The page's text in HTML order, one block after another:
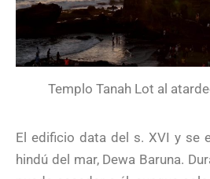
Templo Tanah Lot al
El edificio data del s. XVI y se
hindú del mar, Dewa Baruna.